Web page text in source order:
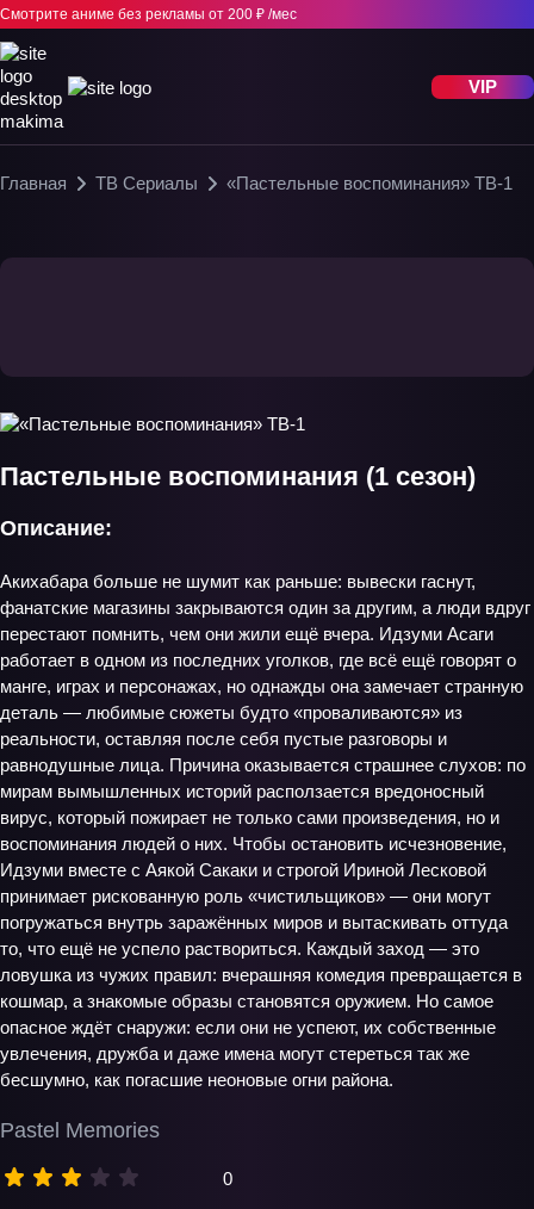
Смотрите аниме без рекламы от 200 ₽ /мес
VIP
Главная ТВ Сериалы «Пастельные воспоминания» ТВ-1
Пастельные воспоминания (1 сезон)
Pastel Memories
0
Описание:
Акихабара больше не шумит как раньше: вывески гаснут,
фанатские магазины закрываются один за другим, а люди вдруг
перестают помнить, чем они жили ещё вчера. Идзуми Асаги
работает в одном из последних уголков, где всё ещё говорят о
манге, играх и персонажах, но однажды она замечает странную
деталь — любимые сюжеты будто «проваливаются» из
реальности, оставляя после себя пустые разговоры и
равнодушные лица. Причина оказывается страшнее слухов: по
мирам вымышленных историй расползается вредоносный
вирус, который пожирает не только сами произведения, но и
воспоминания людей о них. Чтобы остановить исчезновение,
Идзуми вместе с Аякой Сакаки и строгой Ириной Лесковой
принимает рискованную роль «чистильщиков» — они могут
погружаться внутрь заражённых миров и вытаскивать оттуда
то, что ещё не успело раствориться. Каждый заход — это
ловушка из чужих правил: вчерашняя комедия превращается в
кошмар, а знакомые образы становятся оружием. Но самое
опасное ждёт снаружи: если они не успеют, их собственные
увлечения, дружба и даже имена могут стереться так же
бесшумно, как погасшие неоновые огни района.